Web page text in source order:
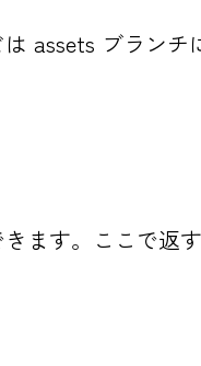
assets ブランチ
ます。ここで